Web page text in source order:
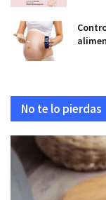
No te lo pierdas